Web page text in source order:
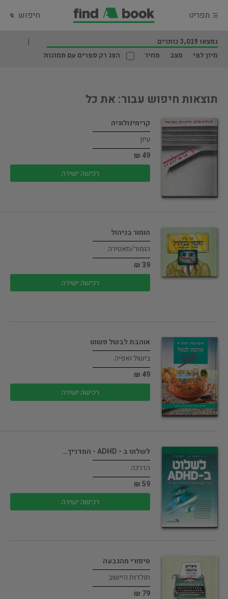
תפריט חיפוש
נמצאו 3,019 כותרים
מיון לפי
מצב מחיר הצג רק ספרים עם תמונות
תוצאות חיפוש עבור: את כל
קרימינולוגיה
עיון
49 ₪
רכישה ישירה
הומור בניהול
הומור/סאטירה
39 ₪
רכישה ישירה
אוהבת לבשל פשוט
בישול ואפיה
49 ₪
רכישה ישירה
לשלוט ב - ADHD - המדריך…
הדרכה
59 ₪
רכישה ישירה
סיפורי מהגבעה
תולדות היישוב
79 ₪